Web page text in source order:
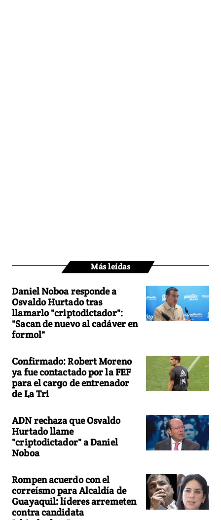
Más leídas
Daniel Noboa responde a
Osvaldo Hurtado tras
llamarlo "criptodictador":
"Sacan de nuevo al cadáver en
formol"
Confirmado: Robert Moreno
ya fue contactado por la FEF
para el cargo de entrenador
de La Tri
ADN rechaza que Osvaldo
Hurtado llame
"criptodictador" a Daniel
Noboa
Rompen acuerdo con el
correísmo para Alcaldía de
Guayaquil: líderes arremeten
contra candidata